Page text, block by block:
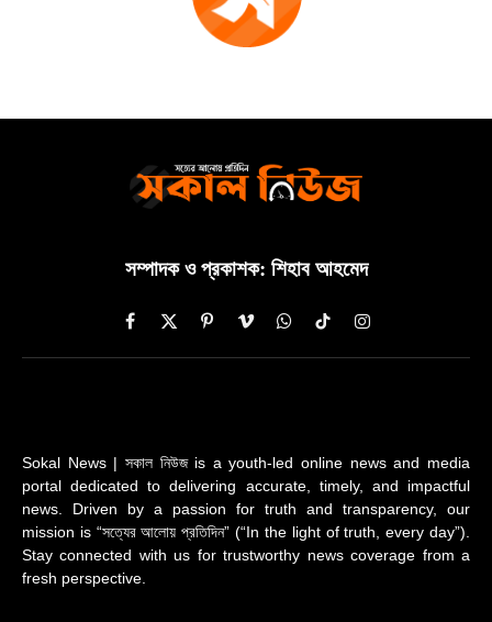
সম্পাদক ও প্রকাশক: শিহাব আহমেদ
Facebook
X
(Twitter)
PinterestVimeoWhatsAppTikTokInstagram
Sokal News | সকাল নিউজ is a youth-led online news and media
portal dedicated to delivering accurate, timely, and impactful
news. Driven by a passion for truth and transparency, our
mission is “সত্যের আলোয় প্রতিদিন” (“In the light of truth, every day”).
Stay connected with us for trustworthy news coverage from a
fresh perspective.